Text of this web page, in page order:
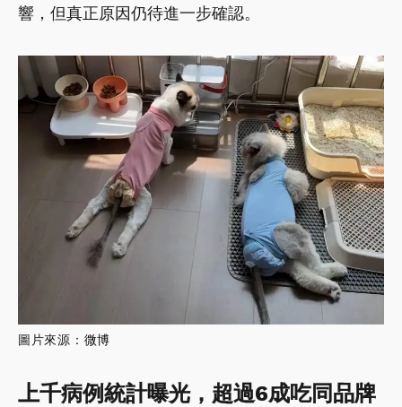
響，但真正原因仍待進一步確認。
圖片來源： 微博
上千病例統計曝光，超過6成吃同品牌